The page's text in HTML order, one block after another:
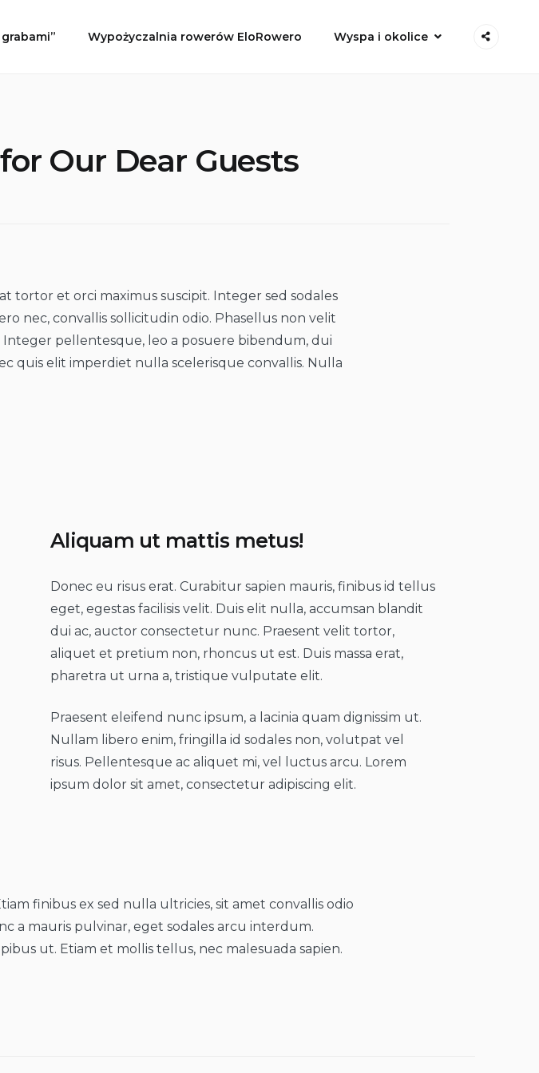
Wypożyczalnia rowerów EloRowero Wyspa i okolice
Our Dear Guests
tortor et orci maximus suscipit. Integer sed sodales
nec, convallis sollicitudin odio. Phasellus non velit
pellentesque, leo a posuere bibendum, dui
quis elit imperdiet nulla scelerisque convallis. Nulla
Aliquam ut mattis metus!
Donec eu risus erat. Curabitur sapien mauris, finibus id tellus
eget, egestas facilisis velit. Duis elit nulla, accumsan blandit
dui ac, auctor consectetur nunc. Praesent velit tortor,
aliquet et pretium non, rhoncus ut est. Duis massa erat,
pharetra ut urna a, tristique vulputate elit.
Praesent eleifend nunc ipsum, a lacinia quam dignissim ut.
Nullam libero enim, fringilla id sodales non, volutpat vel
risus. Pellentesque ac aliquet mi, vel luctus arcu. Lorem
ipsum dolor sit amet, consectetur adipiscing elit.
finibus ex sed nulla ultricies, sit amet convallis odio
a mauris pulvinar, eget sodales arcu interdum.
ut. Etiam et mollis tellus, nec malesuada sapien.